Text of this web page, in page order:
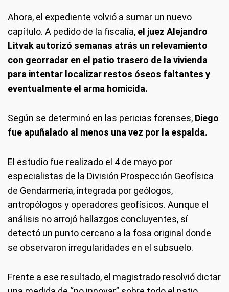
Ahora, el expediente volvió a sumar un nuevo
capítulo. A pedido de la fiscalía, el juez Alejandro
Litvak autorizó semanas atrás un relevamiento
con georradar en el patio trasero de la vivienda
para intentar localizar restos óseos faltantes y
eventualmente el arma homicida.
Según se determinó en las pericias forenses, Diego
fue apuñalado al menos una vez por la espalda.
El estudio fue realizado el 4 de mayo por
especialistas de la División Prospección Geofísica
de Gendarmería, integrada por geólogos,
antropólogos y operadores geofísicos. Aunque el
análisis no arrojó hallazgos concluyentes, sí
detectó un punto cercano a la fosa original donde
se observaron irregularidades en el subsuelo.
Frente a ese resultado, el magistrado resolvió dictar